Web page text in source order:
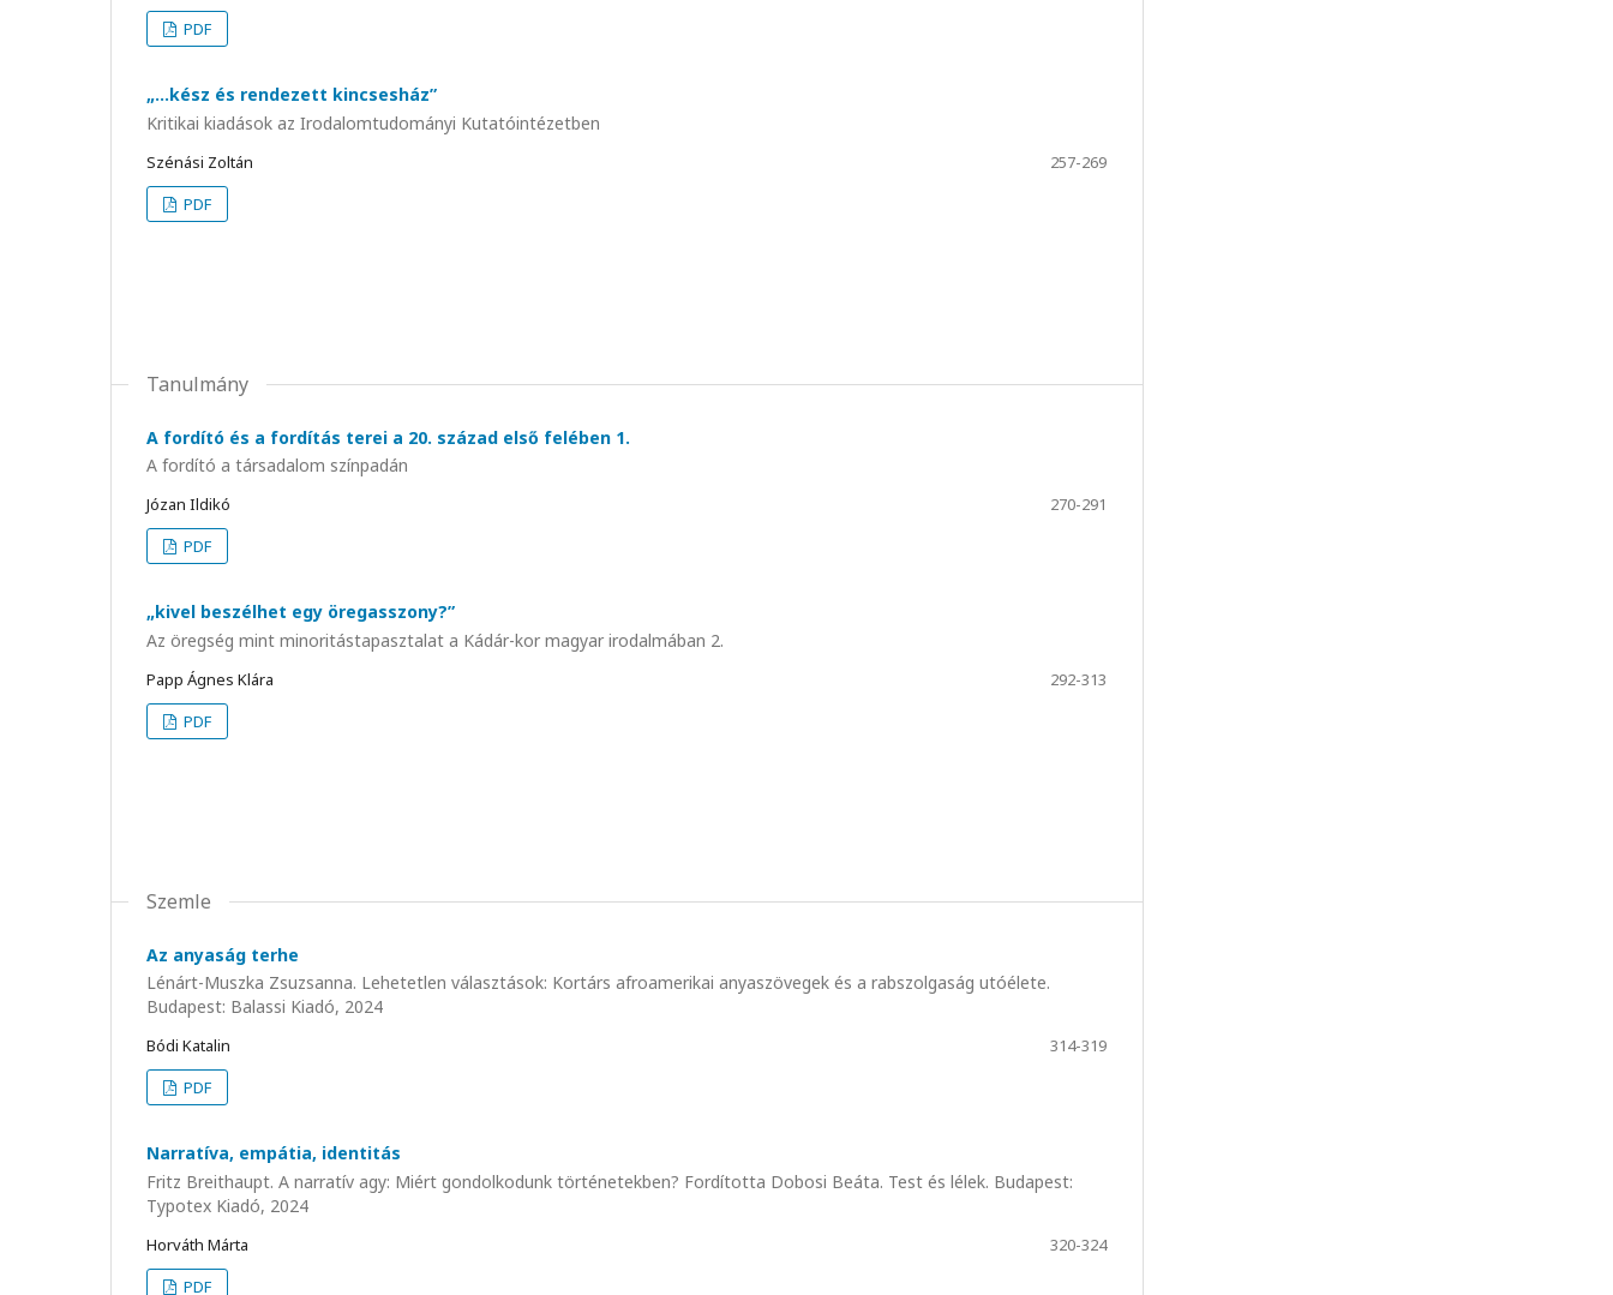
PDF
„…kész és rendezett kincsesház”
Kritikai kiadások az Irodalomtudományi Kutatóintézetben
Szénási Zoltán
257-269
PDF
Tanulmány
A fordító és a fordítás terei a 20. század első felében 1.
A fordító a társadalom színpadán
Józan Ildikó
270-291
PDF
„kivel beszélhet egy öregasszony?”
Az öregség mint minoritástapasztalat a Kádár-kor magyar irodalmában 2.
Papp Ágnes Klára
292-313
PDF
Szemle
Az anyaság terhe
Lénárt-Muszka Zsuzsanna. Lehetetlen választások: Kortárs afroamerikai anyaszövegek és a rabszolgaság utóélete.
Budapest: Balassi Kiadó, 2024
Bódi Katalin
314-319
PDF
Narratíva, empátia, identitás
Fritz Breithaupt. A narratív agy: Miért gondolkodunk történetekben? Fordította Dobosi Beáta. Test és lélek. Budapest:
Typotex Kiadó, 2024
Horváth Márta
320-324
PDF